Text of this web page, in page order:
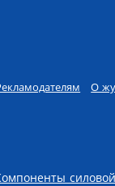
О